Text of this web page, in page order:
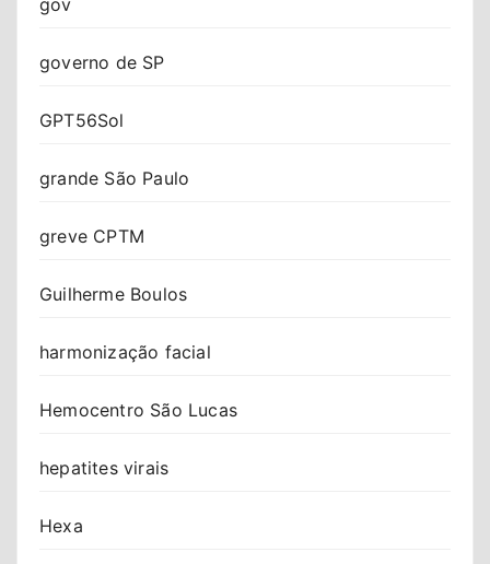
governo de SP
GPT56Sol
grande São Paulo
greve CPTM
Guilherme Boulos
harmonização facial
Hemocentro São Lucas
hepatites virais
Hexa